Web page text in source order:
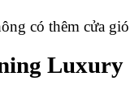
có thêm cửa
Luxury